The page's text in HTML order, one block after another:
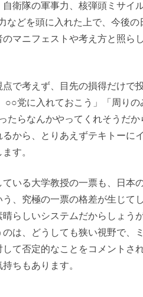
衛隊の軍事力、核弾頭ミサイ
などを頭に入れた上で、今後
マニフェストや考え方と照ら
で考えず、目先の損得だけで
党に入れておこう」「周り
たらなんかやってくれそうだ
から、とりあえずテキトーに
す。
いる大学教授の一票も、日本
、究極の一票の格差が生じて
らしいシステムだからしょう
は、どうしても狭い視野で、
て否定的なことをコメントさ
ちもあります。